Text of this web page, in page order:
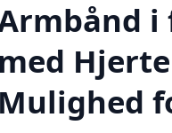
i
med
Mulighed